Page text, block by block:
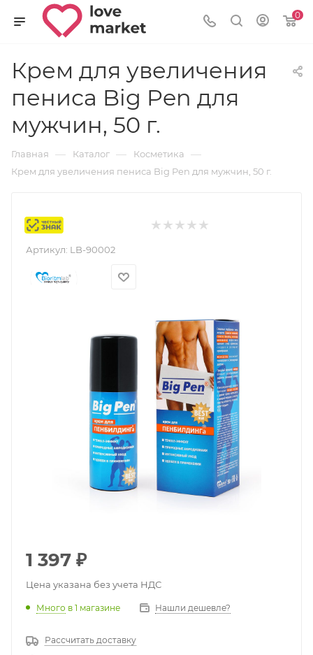
0
Крем для увеличения
пениса Big Pen для
мужчин, 50 г.
Главная — Каталог — Косметика —
Крем для увеличения пениса Big Pen для мужчин, 50 г.
Маркировка
Артикул: LB-90002
1 397 ₽
Цена указана без учета НДС
Много в 1 магазине Нашли дешевле?
Рассчитать доставку